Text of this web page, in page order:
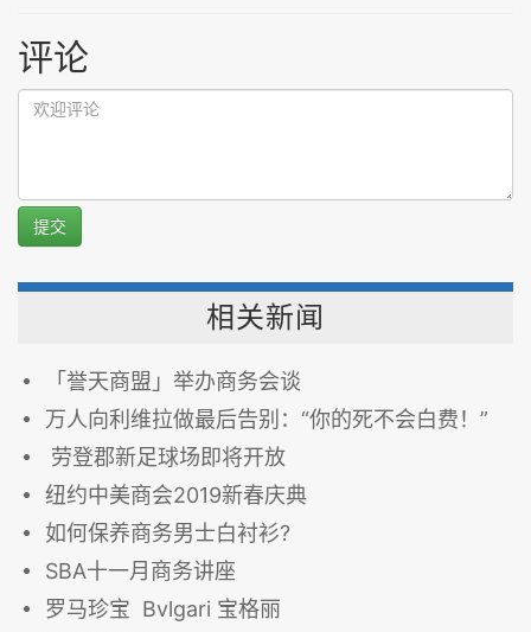
评论
提交
相关新闻
「誉天商盟」举办商务会谈
万人向利维拉做最后告别：“你的死不会白费！”
劳登郡新足球场即将开放
纽约中美商会2019新春庆典
如何保养商务男士白衬衫?
SBA十一月商务讲座
罗马珍宝 Bvlgari 宝格丽